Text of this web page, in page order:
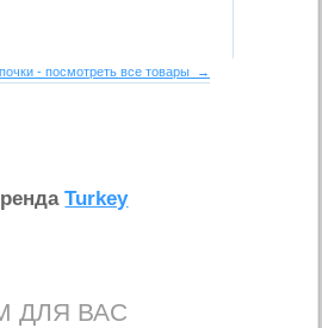
- посмотреть все товары →
Turkey
ДЛЯ ВАС